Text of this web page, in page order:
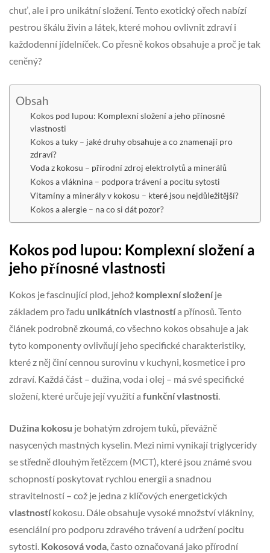
chuť, ale i pro unikátní složení. Tento exotický ořech nabízí
pestrou škálu živin a látek, které mohou ovlivnit zdraví i
každodenní jídelníček. Co přesně kokos obsahuje a proč je tak
ceněný?
Obsah
Kokos pod lupou: Komplexní složení a jeho přínosné
vlastnosti
Kokos a tuky – jaké druhy obsahuje a co znamenají pro
zdraví?
Voda z kokosu – přírodní zdroj elektrolytů a minerálů
Kokos a vláknina – podpora trávení a pocitu sytosti
Vitamíny a minerály v kokosu – které jsou nejdůležitější?
Kokos a alergie – na co si dát pozor?
Kokos pod lupou: Komplexní složení a
jeho přínosné vlastnosti
Kokos je fascinující plod, jehož komplexní složeníje
základem pro řadu unikátních vlastnostía přínosů. Tento
článek podrobně zkoumá, co všechno kokos obsahuje a jak
tyto komponenty ovlivňují jeho specifické charakteristiky,
které z něj činí cennou surovinu v kuchyni, kosmetice i pro
zdraví. Každá část – dužina, voda i olej – má své specifické
složení, které určuje její využití a funkční vlastnosti.
Dužina kokosu je bohatým zdrojem tuků, převážně
nasycených mastných kyselin. Mezi nimi vynikají triglyceridy
se středně dlouhým řetězcem (MCT), které jsou známé svou
schopností poskytovat rychlou energii a snadnou
stravitelností – což je jedna z klíčových energetických
vlastnostíkokosu. Dále obsahuje vysoké množství vlákniny,
esenciální pro podporu zdravého trávení a udržení pocitu
sytosti. Kokosová voda, často označovaná jako přírodní